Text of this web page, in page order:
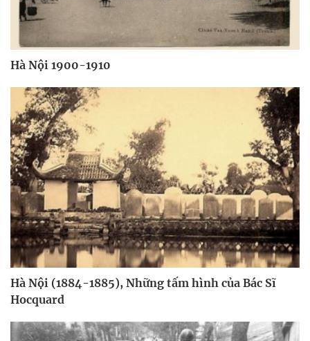
Hà Nội 1900-1910
Hà Nội (1884-1885), Những tấm hình của Bác Sĩ
Hocquard